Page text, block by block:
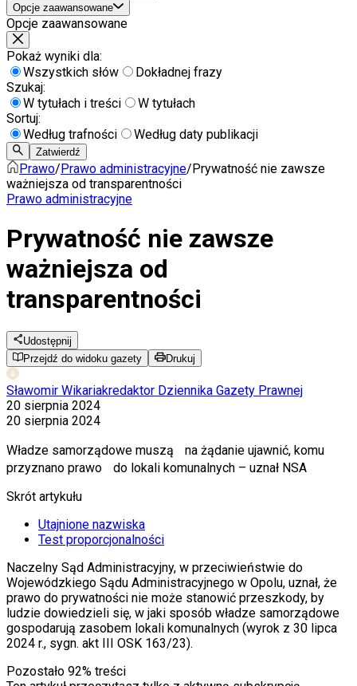
Opcje zaawansowane
Opcje zaawansowane
Pokaż wyniki dla:
Wszystkich słów
Dokładnej frazy
Szukaj:
W tytułach i treści
W tytułach
Sortuj:
Według trafności
Według daty publikacji
Zatwierdź
Prawo/Prawo administracyjne/Prywatność nie zawsze
ważniejsza od transparentności
Prawo administracyjne
Prywatność nie zawsze
ważniejsza od
transparentności
Udostępnij
Przejdź do widoku gazety
Drukuj
Sławomir Wikariakredaktor Dziennika Gazety Prawnej
20 sierpnia 2024
20 sierpnia 2024
Władze samorządowe muszą na żądanie ujawnić, komu
przyznano prawo do lokali komunalnych – uznał NSA
Skrót artykułu
Utajnione nazwiska
Test proporcjonalności
Naczelny Sąd Administracyjny, w przeciwieństwie do
Wojewódzkiego Sądu Administracyjnego w Opolu, uznał, że
prawo do prywatności nie może stanowić przeszkody, by
ludzie dowiedzieli się, w jaki sposób władze samorządowe
gospodarują zasobem lokali komunalnych (wyrok z 30 lipca
2024 r., sygn. akt III OSK 163/23).
Pozostało 92% treści